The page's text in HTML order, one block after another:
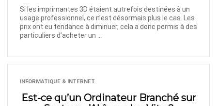
Si les imprimantes 3D étaient autrefois destinées à un
usage professionnel, ce n’est désormais plus le cas. Les
prix ont eu tendance à diminuer, cela a donc permis à des
particuliers d’acheter un ...
INFORMATIQUE & INTERNET
Est-ce qu’un Ordinateur Branché sur